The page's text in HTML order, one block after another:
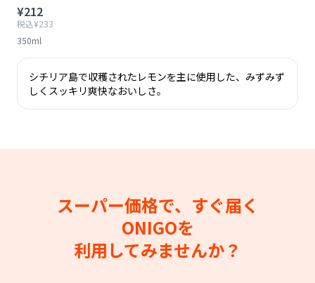
¥212
税込¥233
350ml
シチリア島で収穫されたレモンを主に使用した、みずみず
しくスッキリ爽快なおいしさ。
スーパー価格で、すぐ届く
ONIGOを
利用してみませんか？